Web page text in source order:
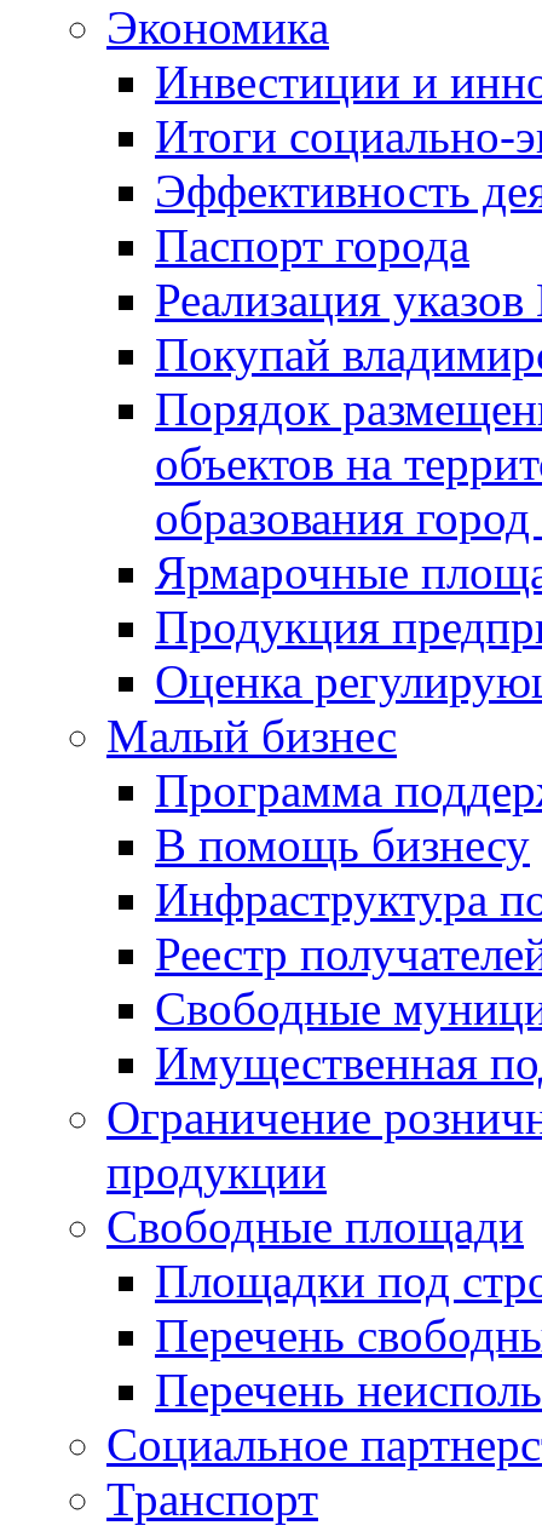
Экономика
Инвестиции и
Итоги социально-
Эффективность
Паспорт города
Реализация
Покупай
Порядок
объектов на
образования
Ярмарочные
Продукция
Оценка
Малый бизнес
Программа
В помощь бизнесу
Инфраструктура
Реестр
Свободные
Имущественная
Ограничение
продукции
Свободные площади
Площадки под
Перечень
Перечень
Социальное
Транспорт